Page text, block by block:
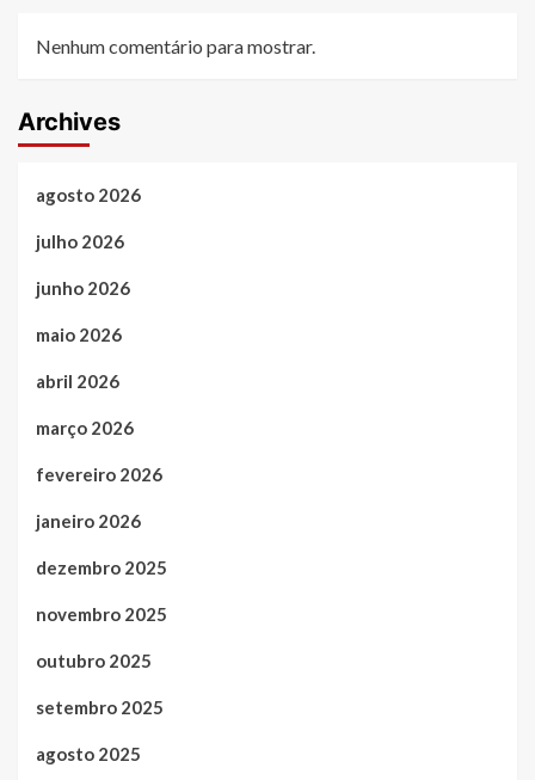
Nenhum comentário para mostrar.
Archives
agosto 2026
julho 2026
junho 2026
maio 2026
abril 2026
março 2026
fevereiro 2026
janeiro 2026
dezembro 2025
novembro 2025
outubro 2025
setembro 2025
agosto 2025